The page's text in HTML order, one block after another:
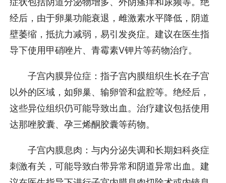
经后，由于卵巢功能衰退，雌激素水平降低，阴道
壁萎缩，抵抗力减弱，易引发炎症。建议在医生指
导下使用甲硝唑片、青霉素V钾片等药物治疗。
子宫内膜异位症：指子宫内膜组织生长在子宫
以外的区域，如卵巢、输卵管和盆腔等。绝经后，
这些异位组织仍可能导致出血。治疗建议包括使用
达那唑胶囊、孕三烯酮胶囊等药物。
子宫内膜息肉：与内分泌失调和长期妇科炎症
刺激有关，可能导致白带异常和阴道异常出血。建